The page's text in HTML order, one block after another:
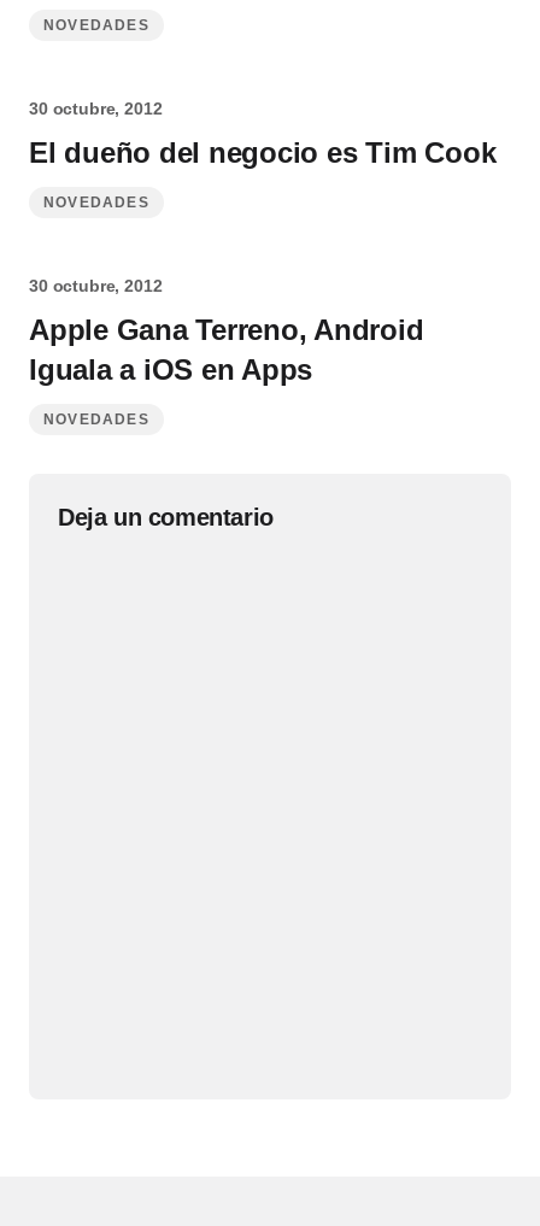
NOVEDADES
30 octubre, 2012
El dueño del negocio es Tim Cook
NOVEDADES
30 octubre, 2012
Apple Gana Terreno, Android
Iguala a iOS en Apps
NOVEDADES
Deja un comentario